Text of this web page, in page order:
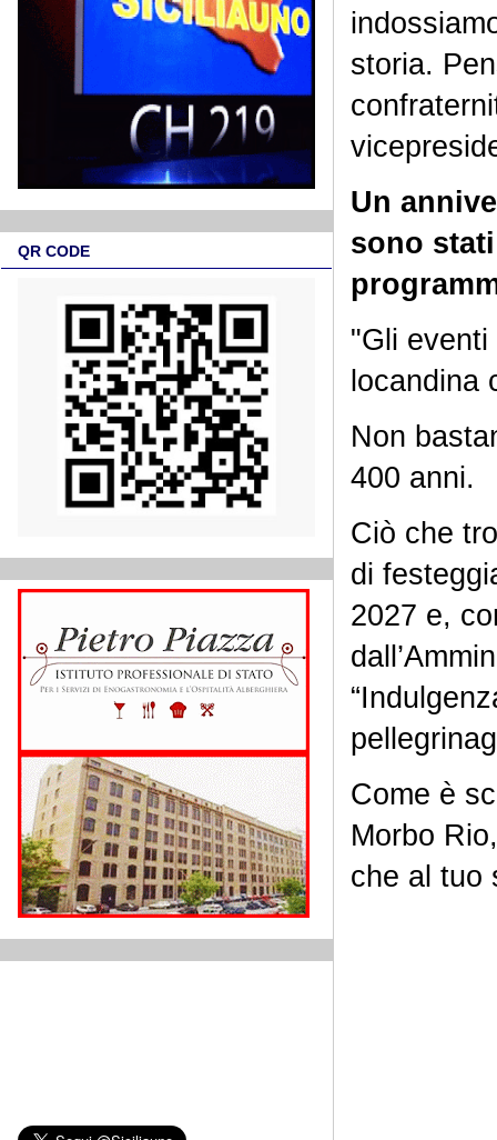
storia.
Un
sono
"Gli
Non
400 anni.
Ciò che
di
2027 e,
Come è
Morbo
che al tuo
QR CODE